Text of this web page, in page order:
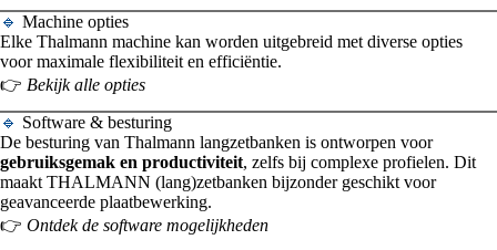
🔹 Machine opties
Elke Thalmann machine kan worden uitgebreid met diverse opties
voor maximale flexibiliteit en efficiëntie.
👉 Bekijk alle opties
🔹 Software & besturing
De besturing van Thalmann langzetbanken is ontworpen voor
gebruiksgemak en productiviteit, zelfs bij complexe profielen. Dit
maakt THALMANN (lang)zetbanken bijzonder geschikt voor
geavanceerde plaatbewerking.
👉 Ontdek de software mogelijkheden